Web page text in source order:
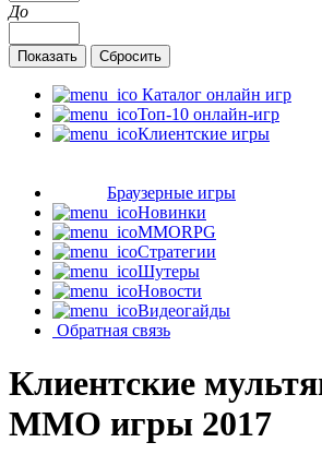
До
Каталог онлайн игр
Топ-10 онлайн-игр
Клиентские игры
Браузерные игры
Новинки
MMORPG
Стратегии
Шутеры
Новости
Видеогайды
Обратная связь
Клиентские
MMO игры 2017